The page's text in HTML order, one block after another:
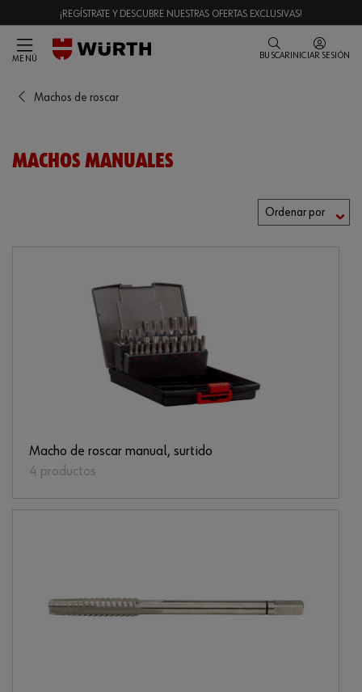
¡REGÍSTRATE Y DESCUBRE NUESTRAS OFERTAS EXCLUSIVAS!
MENÚ BUSCAR INICIAR SESIÓN
Machos de roscar
MACHOS MANUALES
Macho de roscar manual, surtido
4 productos